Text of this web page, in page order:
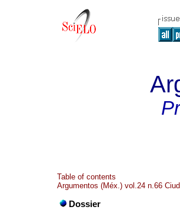
Table of contents
Argumentos (Méx.) vol.24 n.66
Dossier